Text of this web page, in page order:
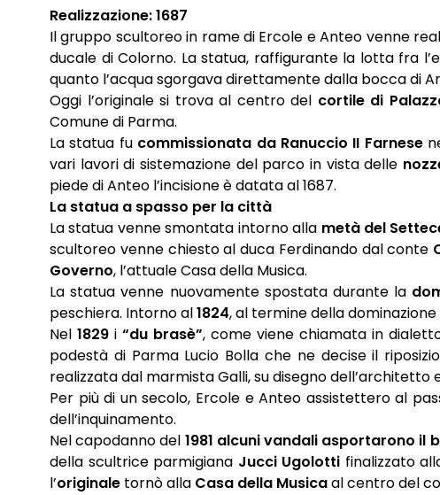
Realizzazione: 1687
Il gruppo scultoreo in rame di Ercole e Anteo venne
ducale di Colorno. La statua, raffigurante la lotta fra
quanto l’acqua sgorgava direttamente dalla bocca di
Oggi l’originale si trova al centro del cortile di
Comune di Parma.
La statua fu commissionata da Ranuccio II Farnese
vari lavori di sistemazione del parco in vista delle
piede di Anteo l’incisione è datata al 1687.
La statua a spasso per la città
La statua venne smontata intorno alla metà del
scultoreo venne chiesto al duca Ferdinando dal conte
Governo, l’attuale Casa della Musica.
La statua venne nuovamente spostata durante la
peschiera. Intorno al1824, al termine della
Nel 1829i “du brasè”, come viene chiamata in
podestà di Parma Lucio Bolla che ne decise il
realizzata dal marmista Galli, su disegno dell’architetto
Per più di un secolo, Ercole e Anteo assistettero al
dell’inquinamento.
Nel capodanno del 1981 alcuni vandali asportarono il
della scultrice parmigiana Jucci Ugolotti finalizzato
l’originale tornò alla Casa della Musicaal centro del